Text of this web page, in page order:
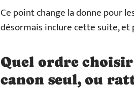
Ce point change la donne pour
désormais inclure cette suite, et
Quel ordre
canon seul, ou